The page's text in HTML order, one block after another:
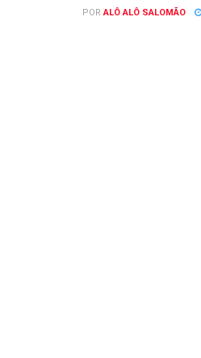
POR ALÔ ALÔ SALOMÃO